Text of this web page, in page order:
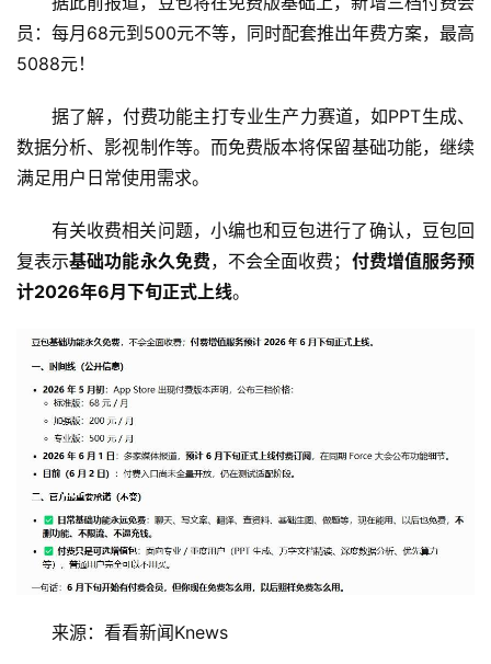
首
页
资
讯
商
业
生
员：每月68元到500元不等，同时配套推出年费方案，最高
5088元！
据了解，付费功能主打专业生产力赛道，如PPT生成、
数据分析、影视制作等。而免费版本将保留基础功能，继续
满足用户日常使用需求。
有关收费相关问题，小编也和豆包进行了确认，豆包回
复表示基础功能永久免费，不会全面收费； 付费增值服务预
计2026年6月下旬正式上线。
来源：看看新闻Knews